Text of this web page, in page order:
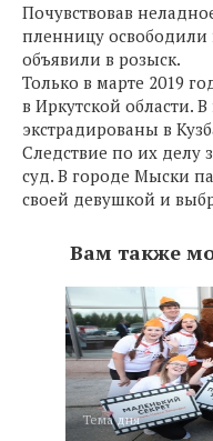
Почувствовав
пленницу
объявили в розыск.
Только в марте 2019
в Иркутской области.
экстрадированы в
Следствие по их делу
суд. В городе Мыски
своей девушкой и
Вам также
Тема дня